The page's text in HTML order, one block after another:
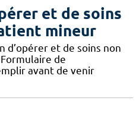
et de soins
mineur
d’opérer et de soins non
de
avant de venir